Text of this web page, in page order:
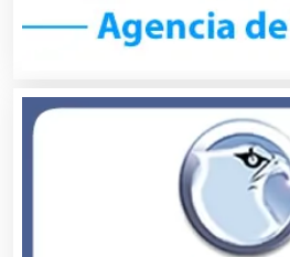
Alquiler de Equipos
Alquiler de Sillas y
Alquiler de Trajes de